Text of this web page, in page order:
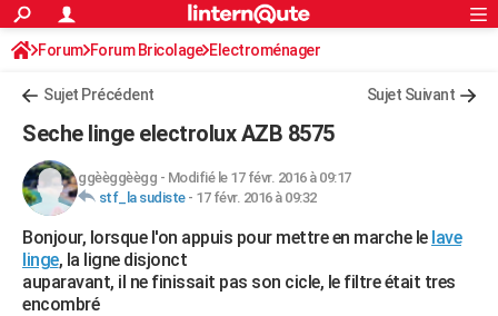
ACTUALITÉS
Politique
Société
Faits Divers
Education
Monde
Villes
+
FINANCE
Retraite
Impôts
Epargne
Immobilier
Risques naturels par ville
Banque
Assurance
Crédit
AUTO
Essais
Réserver un essai
Citadines
Berlines
SUV
Forum auto
+HIGH-TECH
Mobiles
Meilleur smartphone
Internet
Ordinateurs
Jeux vidéo
Guide high-tech
+BRICOLAGE
S'inscrire
Connexion
Forum Forum Bricolage Electroménager
Sujet Précédent Sujet Suivant
Seche linge electrolux AZB 8575
ggèèggèègg - Modifié le 17 févr. 2016 à 09:17
stf_la sudiste- 17 févr. 2016 à 09:32
Bonjour, lorsque l'on appuis pour mettre en marche le lave
linge, la ligne disjonct
auparavant, il ne finissait pas son cicle, le filtre était tres
encombré